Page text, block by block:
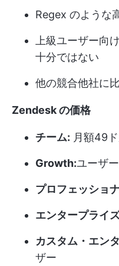
Regex のような
上級ユーザー向
十分ではない
他の競合他社に
Zendesk の価格
チーム: 月額49
Growth:ユーザ
プロフェッショ
エンタープライ
カスタム・エン
ザー